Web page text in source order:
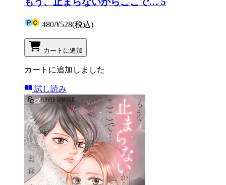
480/¥528(税込)
カートに追加
カートに追加しました
試し読み